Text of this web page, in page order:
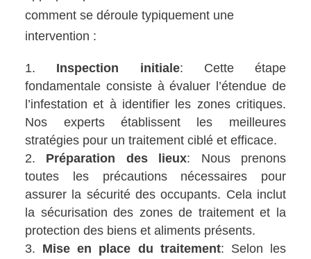
comment se déroule typiquement une
intervention :
Inspection initiale: Cette étape
fondamentale consiste à évaluer l’étendue de
l’infestation et à identifier les zones critiques.
Nos experts établissent les meilleures
stratégies pour un traitement ciblé et efficace.
Préparation des lieux: Nous prenons
toutes les précautions nécessaires pour
assurer la sécurité des occupants. Cela inclut
la sécurisation des zones de traitement et la
protection des biens et aliments présents.
Mise en place du traitement: Selon les